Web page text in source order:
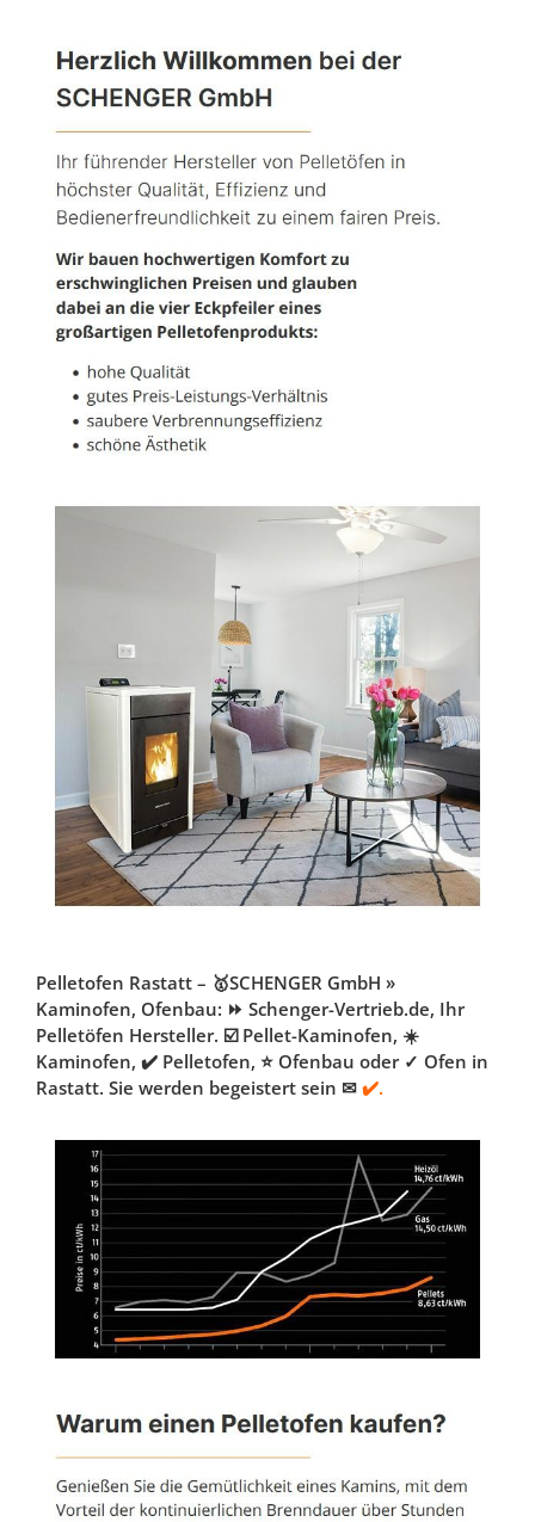
Pelletofen Rastatt – 🥇SCHENGER GmbH »
Kaminofen, Ofenbau: ⏩ Schenger-Vertrieb.de, Ihr
Pelletöfen Hersteller. ☑️ Pellet-Kaminofen, ☀️
Kaminofen, ✔️ Pelletofen, ⭐ Ofenbau oder ✓ Ofen in
Rastatt. Sie werden begeistert sein ✉ ✔️.